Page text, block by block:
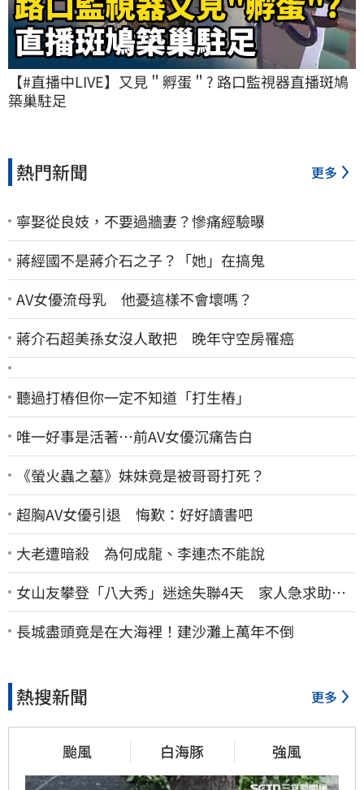
【#直播中LIVE】又見＂孵蛋＂? 路口監視器直播斑鳩
築巢駐足
熱門新聞 更多
寧娶從良妓，不要過牆妻？慘痛經驗曝
蔣經國不是蔣介石之子？「她」在搞鬼
AV女優流母乳 他憂這樣不會壞嗎？
蔣介石超美孫女沒人敢把 晚年守空房罹癌
聽過打樁但你一定不知道「打生樁」
唯一好事是活著…前AV女優沉痛告白
《螢火蟲之墓》妹妹竟是被哥哥打死？
超胸AV女優引退 悔歎：好好讀書吧
大老遭暗殺 為何成龍、李連杰不能說
女山友攀登「八大秀」迷途失聯4天 家人急求助：
剩我媽還沒找到
長城盡頭竟是在大海裡！建沙灘上萬年不倒
熱搜新聞 更多
颱風 白海豚 強風